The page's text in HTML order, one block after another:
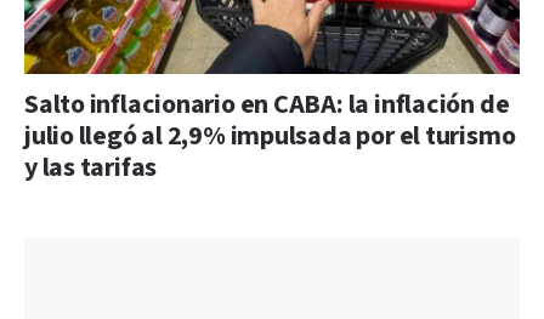
Salto inflacionario en CABA: la inflación de
julio llegó al 2,9% impulsada por el turismo
y las tarifas